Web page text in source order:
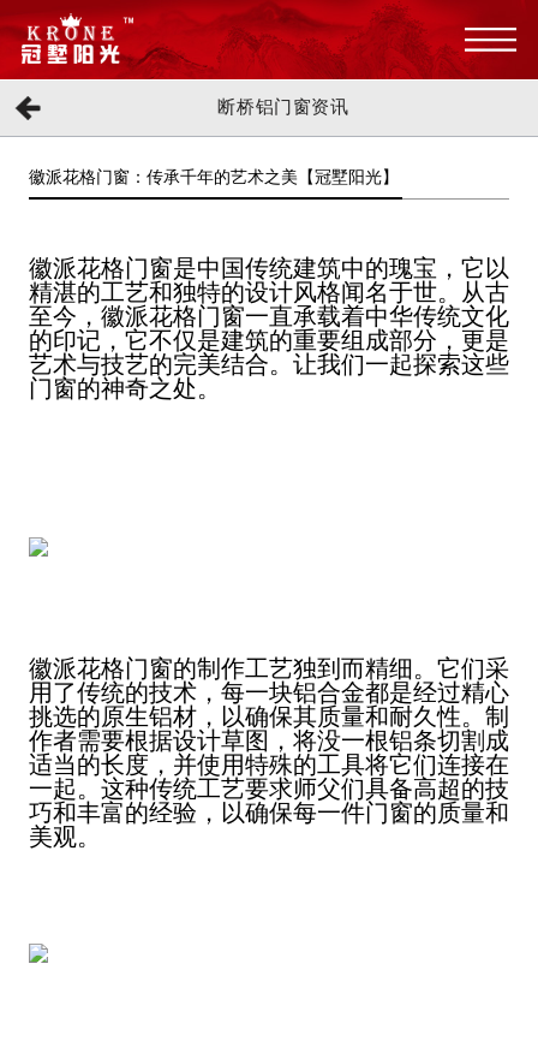
断桥铝门窗资讯
徽派花格门窗：传承千年的艺术之美【冠墅阳光】
徽派花格门窗是中国传统建筑中的瑰宝，它以
精湛的工艺和独特的设计风格闻名于世。从古
至今，徽派花格门窗一直承载着中华传统文化
的印记，它不仅是建筑的重要组成部分，更是
艺术与技艺的完美结合。让我们一起探索这些
门窗的神奇之处。
徽派花格门窗的制作工艺独到而精细。它们采
用了传统的技术，每一块铝合金都是经过精心
挑选的原生铝材，以确保其质量和耐久性。制
作者需要根据设计草图，将没一根铝条切割成
适当的长度，并使用特殊的工具将它们连接在
一起。这种传统工艺要求师父们具备高超的技
巧和丰富的经验，以确保每一件门窗的质量和
美观。